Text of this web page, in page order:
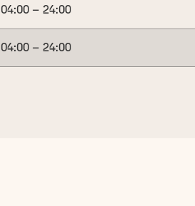
04:00 – 24:00
04:00 – 24:00